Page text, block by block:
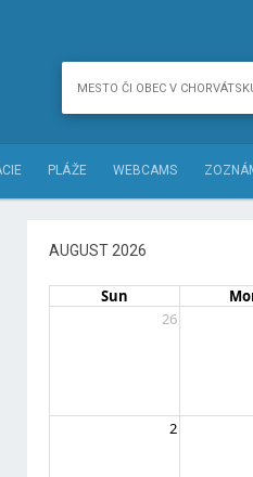
PLÁŽE WEBCAMS
AUGUST 2026
Sun
26
2